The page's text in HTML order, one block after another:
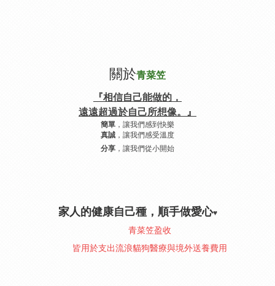
關於青菜笠
『相信自己能做的，
遠遠超過於自己所想像。』
簡單 ，讓我們感到快樂
真誠 ，讓我們感受溫度
分享 ，讓我們從小開始
家人的健康自己種，順手做愛心♥︎
青菜笠盈收
皆用於支出流浪貓狗醫療與境外送養費用